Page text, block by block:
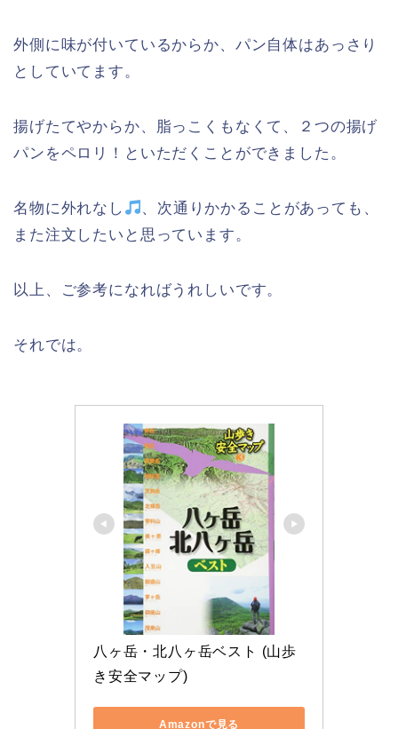
外側に味が付いているからか、パン自体はあっさり
としていてます。
揚げたてやからか、脂っこくもなくて、２つの揚げ
パンをペロリ！といただくことができました。
名物に外れなし
、次通りかかることがあっても、
また注文したいと思っています。
以上、ご参考になればうれしいです。
それでは。
八ヶ岳・北八ヶ岳ベスト (山歩
き安全マップ)
Amazonで見る